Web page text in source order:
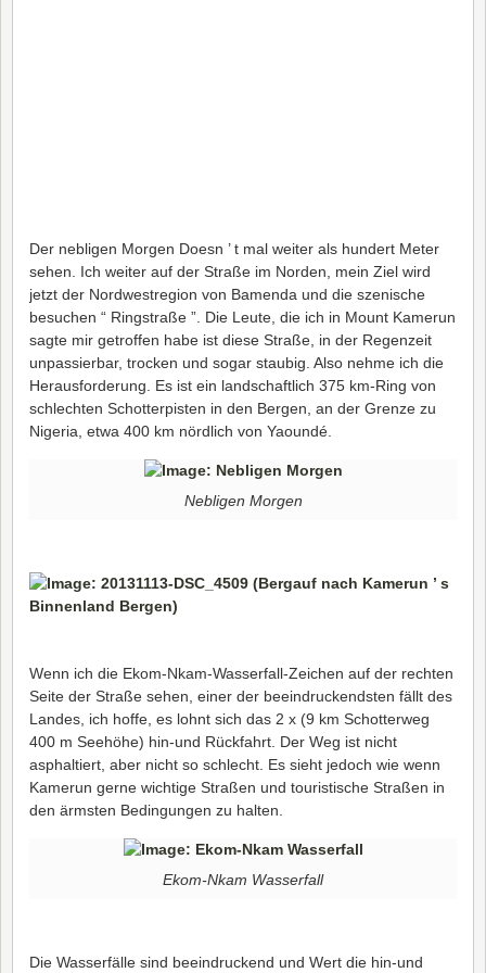
Der nebligen Morgen Doesn ’ t mal weiter als hundert Meter
sehen. Ich weiter auf der Straße im Norden, mein Ziel wird
jetzt der Nordwestregion von Bamenda und die szenische
besuchen “ Ringstraße ”. Die Leute, die ich in Mount Kamerun
sagte mir getroffen habe ist diese Straße, in der Regenzeit
unpassierbar, trocken und sogar staubig. Also nehme ich die
Herausforderung. Es ist ein landschaftlich 375 km-Ring von
schlechten Schotterpisten in den Bergen, an der Grenze zu
Nigeria, etwa 400 km nördlich von Yaoundé.
Nebligen Morgen
Wenn ich die Ekom-Nkam-Wasserfall-Zeichen auf der rechten
Seite der Straße sehen, einer der beeindruckendsten fällt des
Landes, ich hoffe, es lohnt sich das 2 x (9 km Schotterweg
400 m Seehöhe) hin-und Rückfahrt. Der Weg ist nicht
asphaltiert, aber nicht so schlecht. Es sieht jedoch wie wenn
Kamerun gerne wichtige Straßen und touristische Straßen in
den ärmsten Bedingungen zu halten.
Ekom-Nkam Wasserfall
Die Wasserfälle sind beeindruckend und Wert die hin-und